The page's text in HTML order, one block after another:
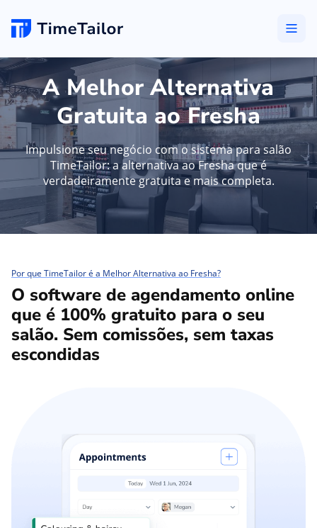
A Melhor Alternativa
Gratuita ao Fresha
Impulsione seu negócio com o sistema para salão
TimeTailor: a alternativa ao Fresha que é
verdadeiramente gratuita e mais completa.
Por que TimeTailor é a Melhor Alternativa ao Fresha?
O software de agendamento online
que é 100% gratuito para o seu
salão. Sem comissões, sem taxas
escondidas